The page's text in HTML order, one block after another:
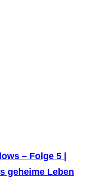
– Folge 5 |
geheime Leben